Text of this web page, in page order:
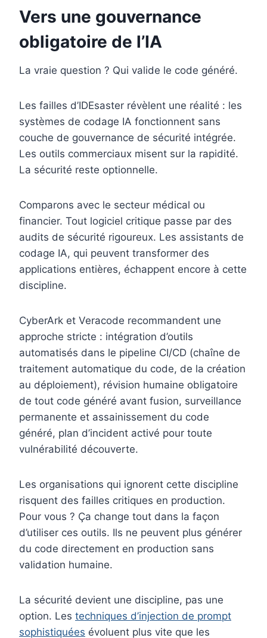
Vers une gouvernance
obligatoire de l’IA
La vraie question ? Qui valide le code généré.
Les failles d’IDEsaster révèlent une réalité : les
systèmes de codage IA fonctionnent sans
couche de gouvernance de sécurité intégrée.
Les outils commerciaux misent sur la rapidité.
La sécurité reste optionnelle.
Comparons avec le secteur médical ou
financier. Tout logiciel critique passe par des
audits de sécurité rigoureux. Les assistants de
codage IA, qui peuvent transformer des
applications entières, échappent encore à cette
discipline.
CyberArk et Veracode recommandent une
approche stricte : intégration d’outils
automatisés dans le pipeline CI/CD (chaîne de
traitement automatique du code, de la création
au déploiement), révision humaine obligatoire
de tout code généré avant fusion, surveillance
permanente et assainissement du code
généré, plan d’incident activé pour toute
vulnérabilité découverte.
Les organisations qui ignorent cette discipline
risquent des failles critiques en production.
Pour vous ? Ça change tout dans la façon
d’utiliser ces outils. Ils ne peuvent plus générer
du code directement en production sans
validation humaine.
La sécurité devient une discipline, pas une
option. Les techniques d’injection de prompt
sophistiquées évoluent plus vite que les